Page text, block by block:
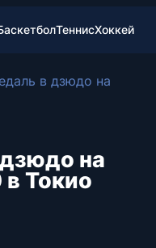
ТеннисХоккей
в дзюдо на
на
Токио